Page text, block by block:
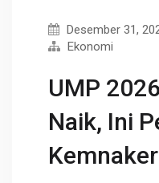
Desember 31,
Ekonomi
UMP
Naik, Ini
Kemnaker